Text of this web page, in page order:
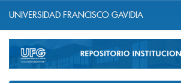
navigation
UNIVERSIDAD FRANCISCO GAVIDIA